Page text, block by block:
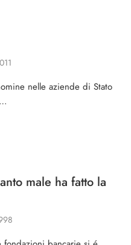
nelle aziende di Stato
male ha fatto la